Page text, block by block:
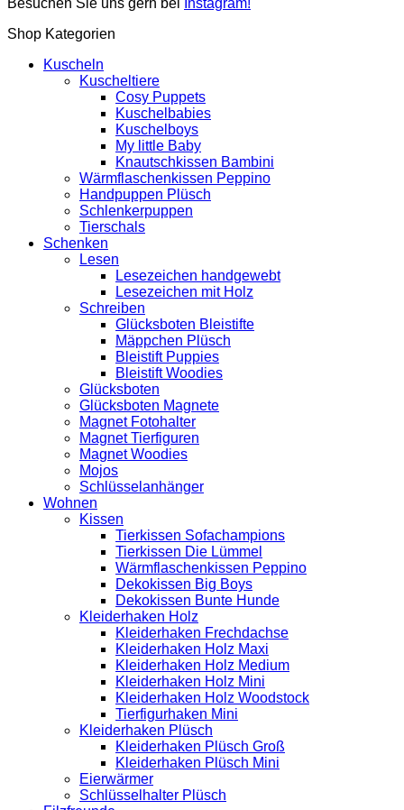
Besuchen Sie uns gern bei
Instagram!
Shop Kategorien
Kuscheln
Kuscheltiere
Cosy Puppets
Kuschelbabies
Kuschelboys
My little Baby
Knautschkissen Bambini
Wärmflaschenkissen Peppino
Handpuppen Plüsch
Schlenkerpuppen
Tierschals
Schenken
Lesen
Lesezeichen handgewebt
Lesezeichen mit Holz
Schreiben
Glücksboten Bleistifte
Mäppchen Plüsch
Bleistift Puppies
Bleistift Woodies
Glücksboten
Glücksboten Magnete
Magnet Fotohalter
Magnet Tierfiguren
Magnet Woodies
Mojos
Schlüsselanhänger
Wohnen
Kissen
Tierkissen Sofachampions
Tierkissen Die Lümmel
Wärmflaschenkissen Peppino
Dekokissen Big Boys
Dekokissen Bunte Hunde
Kleiderhaken Holz
Kleiderhaken Frechdachse
Kleiderhaken Holz Maxi
Kleiderhaken Holz Medium
Kleiderhaken Holz Mini
Kleiderhaken Holz Woodstock
Tierfigurhaken Mini
Kleiderhaken Plüsch
Kleiderhaken Plüsch Groß
Kleiderhaken Plüsch Mini
Eierwärmer
Schlüsselhalter Plüsch